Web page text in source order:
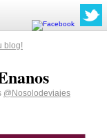
blog!
@Nosolodeviajes